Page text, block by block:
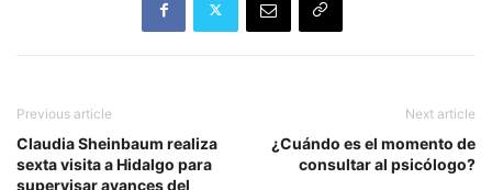
Previous article
Claudia Sheinbaum realiza
sexta visita a Hidalgo para
supervisar avances del
Next article
¿Cuándo es el momento de
consultar al psicólogo?